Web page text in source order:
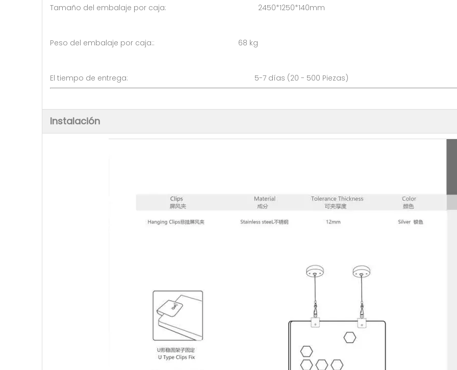
Tamaño del embalaje por caja: 2450*1250*140mm
Peso del embalaje por caja:: 68 kg
El tiempo de entrega: 5-7 días (20 - 500
Instalación